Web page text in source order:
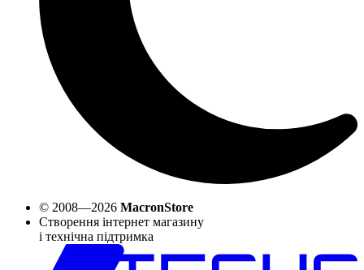
© 2008—2026 MacronStore
Створення інтернет магазину
і технічна підтримка